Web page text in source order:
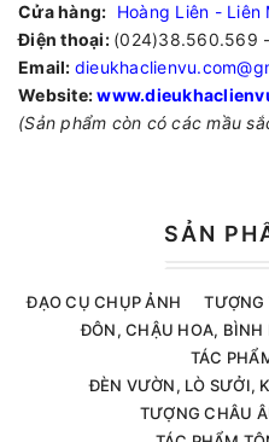
Cửa hàng: Hoàng Liên - Liên
Điện thoại: (024)38.560.569
Email:
Website:
(Sản phẩm còn có các mầu
SẢN
ĐẠO CỤ CHỤP ẢNH TƯỢNG
ĐÔN, CHẬU HOA, BÌNH
TÁC
ĐÈN VƯỜN, LÒ SƯỞI,
TƯỢNG CHÂU